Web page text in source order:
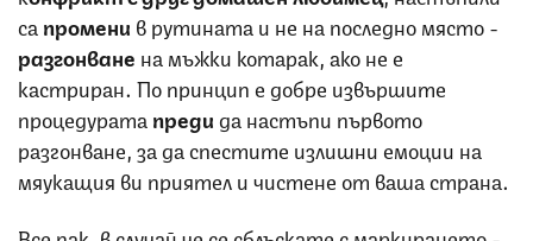
са промени в рутината и не на последно място -
разгонване на мъжки котарак, ако не е
кастриран. По принцип е добре извършите
процедурата предида настъпи първото
разгонване, за да спестите излишни емоции на
мяукащия ви приятел и чистене от ваша страна.